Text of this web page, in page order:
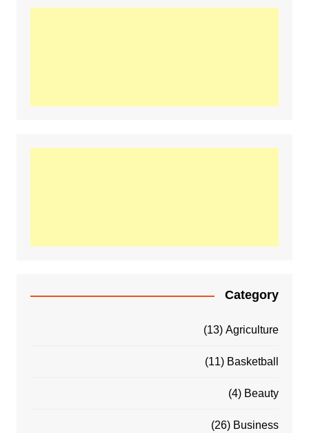
Category
Agriculture
(13)
Basketball
(11)
Beauty
(4)
Business
(26)